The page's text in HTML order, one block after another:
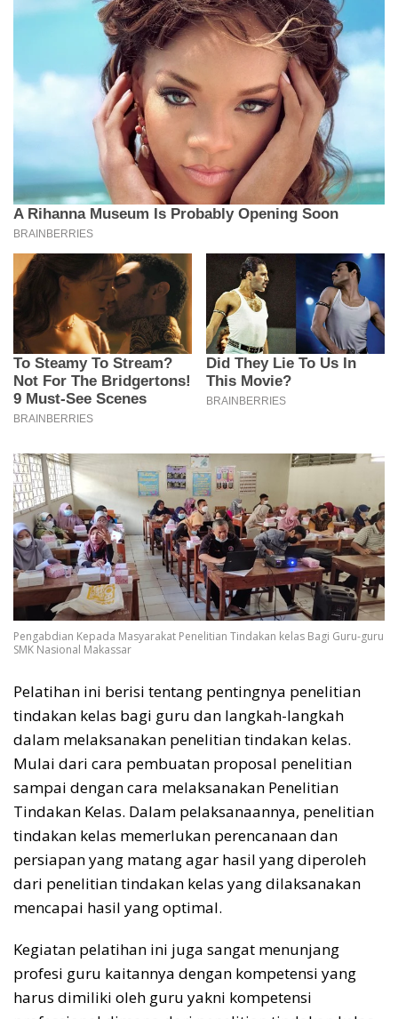
Pengabdian Kepada Masyarakat Penelitian Tindakan kelas Bagi Guru-guru
SMK Nasional Makassar
Pelatihan ini berisi tentang pentingnya penelitian
tindakan kelas bagi guru dan langkah-langkah
dalam melaksanakan penelitian tindakan kelas.
Mulai dari cara pembuatan proposal penelitian
sampai dengan cara melaksanakan Penelitian
Tindakan Kelas. Dalam pelaksanaannya, penelitian
tindakan kelas memerlukan perencanaan dan
persiapan yang matang agar hasil yang diperoleh
dari penelitian tindakan kelas yang dilaksanakan
mencapai hasil yang optimal.
Kegiatan pelatihan ini juga sangat menunjang
profesi guru kaitannya dengan kompetensi yang
harus dimiliki oleh guru yakni kompetensi